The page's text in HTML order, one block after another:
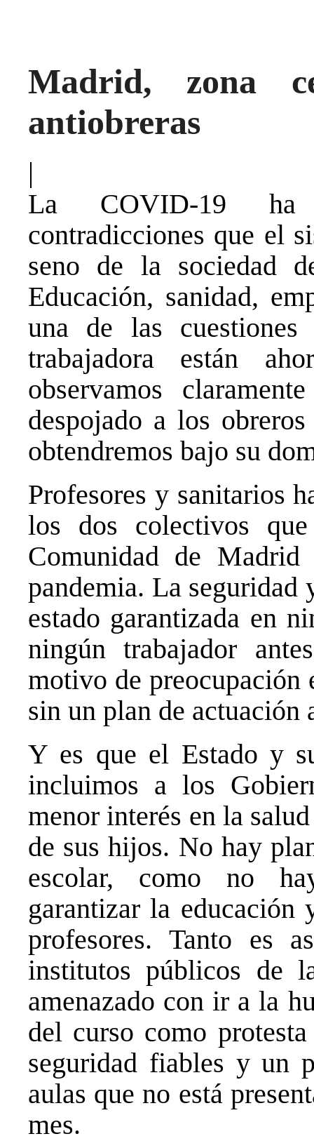
Madrid, zona
antiobreras
|
La COVID-19 ha
contradicciones que el
seno de la sociedad
Educación, sanidad,
una de las cuestiones
trabajadora están
observamos
despojado a los
obtendremos bajo su
Profesores y sanitarios
los dos colectivos
Comunidad de
pandemia. La seguridad
estado garantizada en
ningún trabajador
motivo de preocupación
sin un plan de actuación
Y es que el Estado y
incluimos a los
menor interés en la
de sus hijos. No hay
escolar, como no
garantizar la educación
profesores. Tanto es
institutos públicos de
amenazado con ir a la
del curso como
seguridad fiables y un
aulas que no está
mes.